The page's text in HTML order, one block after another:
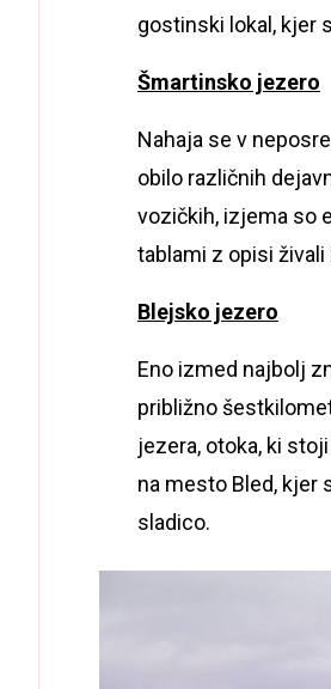
gostinski lokal, kjer
Šmartinsko jezero
Nahaja se v
obilo različnih
vozičkih, izjema so
tablami z opisi
Blejsko jezero
Eno izmed najbolj
približno
jezera, otoka, ki
na mesto Bled, kjer
sladico.